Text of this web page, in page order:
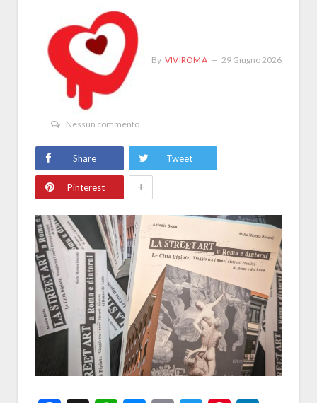
By VIVIROMA 29 Giugno 2026
Nessun commento
Share Tweet
Pinterest +